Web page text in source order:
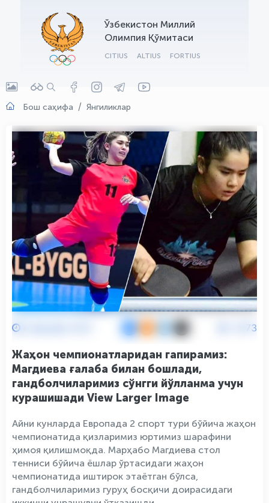
Ўзбекистон Миллий
Олимпия Қўмитаси
CITIUS ALTIUS FORTIUS
Бош саҳифа Янгиликлар
4373
Жаҳон чемпионатларидан гапирамиз:
Магдиева ғалаба билан бошлади,
гандболчиларимиз сўнгги йўлланма учун
курашишади View Larger Image
Айни кунларда Европада 2 спорт тури бўйича жаҳон
чемпионатида қизларимиз юртимиз шарафини
ҳимоя қилишмоқда. Марҳабо Магдиева стол
тенниси бўйича ёшлар ўртасидаги жаҳон
чемпионатида иштирок этаётган бўлса,
гандболчиларимиз гуруҳ босқичи доирасидаги
OLYMPCHIK AI - yordamchi
Онлайн · olympic.uz